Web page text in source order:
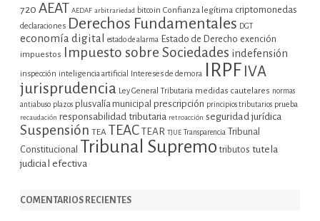
720 AEAT AEDAF arbitrariedad bitcoin Confianza legítima criptomonedas
declaraciones Derechos Fundamentales DGT
economía digital estado de alarma Estado de Derecho exención
impuestos Impuesto sobre Sociedades indefensión
inspección inteligencia artificial Intereses de demora IRPF IVA
jurisprudencia Ley General Tributaria medidas cautelares normas
antiabuso plazos plusvalía municipal prescripción principios tributarios prueba
recaudación responsabilidad tributaria retroacción seguridad jurídica
Suspensión TEA TEAC TEAR TJUE Transparencia Tribunal
Constitucional Tribunal Supremo tributos tutela
judicial efectiva
COMENTARIOS RECIENTES